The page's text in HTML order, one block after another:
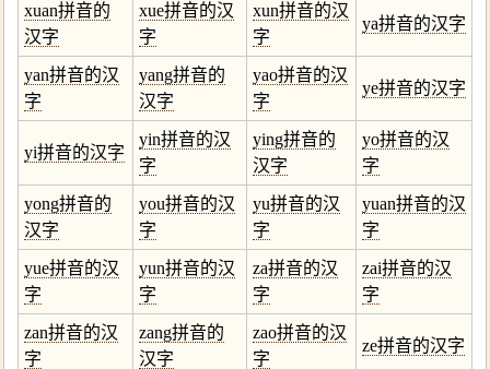
xuan拼音的
汉字
xue拼音的汉
字
xun拼音的汉
字
ya拼音的汉字
yan拼音的汉
字
yang拼音的
汉字
yao拼音的汉
字
ye拼音的汉字
yi拼音的汉字
yin拼音的汉
字
ying拼音的
汉字
yo拼音的汉
字
yong拼音的
汉字
you拼音的汉
字
yu拼音的汉
字
yuan拼音的汉
字
yue拼音的汉
字
yun拼音的汉
字
za拼音的汉
字
zai拼音的汉
字
zan拼音的汉
字
zang拼音的
汉字
zao拼音的汉
字
ze拼音的汉字